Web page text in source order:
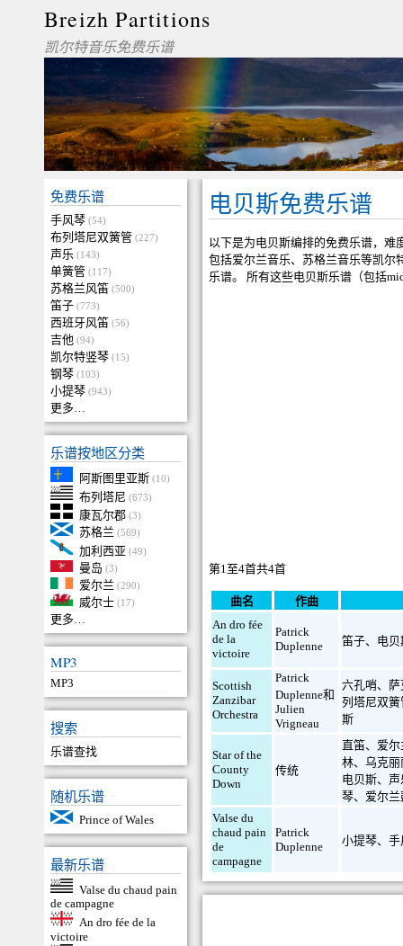
Breizh Partitions
凯尔特音乐免费乐谱
免费乐谱
手风琴 (54)
布列塔尼双簧管 (227)
声乐 (143)
单簧管 (117)
苏格兰风笛 (500)
笛子 (773)
西班牙风笛 (56)
吉他 (94)
凯尔特竖琴 (15)
钢琴 (103)
小提琴 (943)
更多…
乐谱按地区分类
阿斯图里亚斯 (10)
布列塔尼 (673)
康瓦尔郡 (3)
苏格兰 (569)
加利西亚 (49)
曼岛 (3)
爱尔兰 (290)
威尔士 (17)
更多…
MP3
MP3
搜索
乐谱查找
随机乐谱
Prince of Wales
最新乐谱
Valse du chaud pain
de campagne
An dro fée de la
victoire
电贝斯免费乐谱
以下是为电贝斯编排的免费乐谱，难
包括爱尔兰音乐、苏格兰音乐等凯尔
乐谱。 所有这些电贝斯乐谱（包括
第1至4首共4首
曲名
作曲
An dro fée
de la
victoire
Patrick
Duplenne
笛子、 电贝
Scottish
Zanzibar
Orchestra
Patrick
Duplenne和
Julien
Vrigneau
六孔哨、萨
列塔尼双簧
斯
Star of the
County
Down
传统
直笛、 爱
林、乌克丽
电贝斯、
琴、 爱尔兰
Valse du
chaud pain
de
campagne
Patrick
Duplenne
小提琴、手